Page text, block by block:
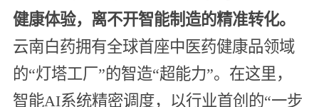
健康体验，离不开智能制造的精准转化。
云南白药拥有全球首座中医药健康品领域
的“灯塔工厂”的智造“超能力”。在这里，
智能AI系统精密调度，以行业首创的“一步